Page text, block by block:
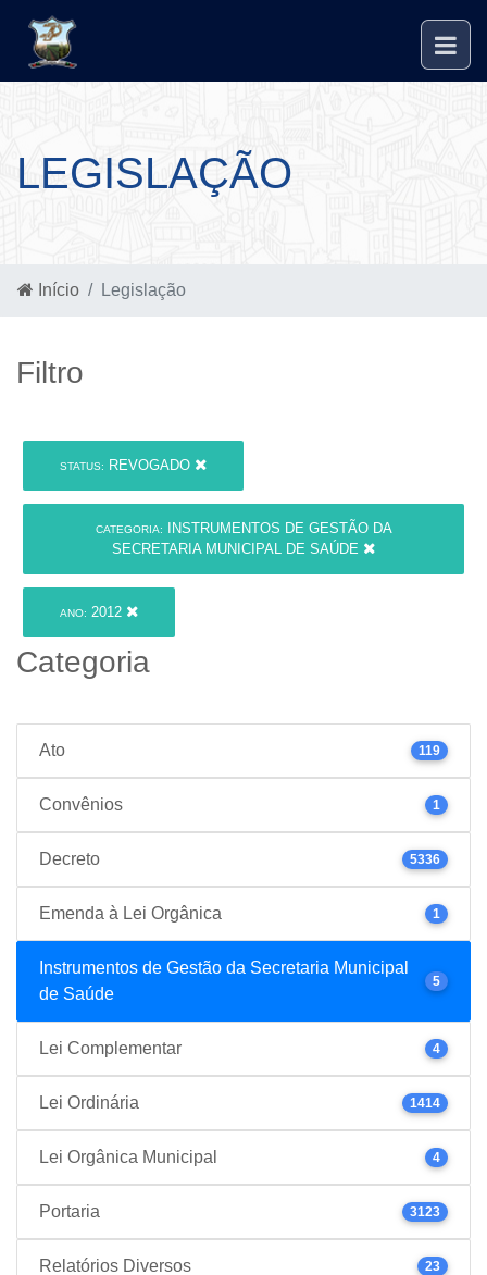
LEGISLAÇÃO
Início Legislação
Filtro
STATUS: REVOGADO
CATEGORIA:
INSTRUMENTOS DE GESTÃO DA
SECRETARIA MUNICIPAL DE SAÚDE
ANO: 2012
Categoria
Ato 119
Convênios 1
Decreto 5336
Emenda à Lei Orgânica 1
Instrumentos de Gestão da Secretaria Municipal
de Saúde
5
Lei Complementar 4
Lei Ordinária 1414
Lei Orgânica Municipal 4
Portaria 3123
Relatórios Diversos 23